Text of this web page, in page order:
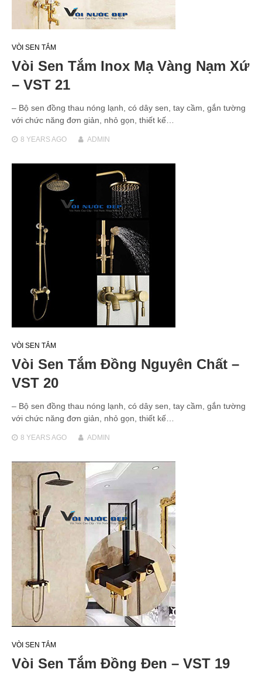
VÒI SEN TẮM
Vòi Sen Tắm Inox Mạ Vàng Nạm Xứ
– VST 21
– Bộ sen đồng thau nóng lạnh, có dây sen, tay cầm, gắn tường
với chức năng đơn giản, nhỏ gọn, thiết kế…
8 YEARSAGO ADMIN
VÒI SEN TẮM
Vòi Sen Tắm Đồng Nguyên Chất –
VST 20
– Bộ sen đồng thau nóng lạnh, có dây sen, tay cầm, gắn tường
với chức năng đơn giản, nhỏ gọn, thiết kế…
8 YEARSAGO ADMIN
VÒI SEN TẮM
Vòi Sen Tắm Đồng Đen – VST 19